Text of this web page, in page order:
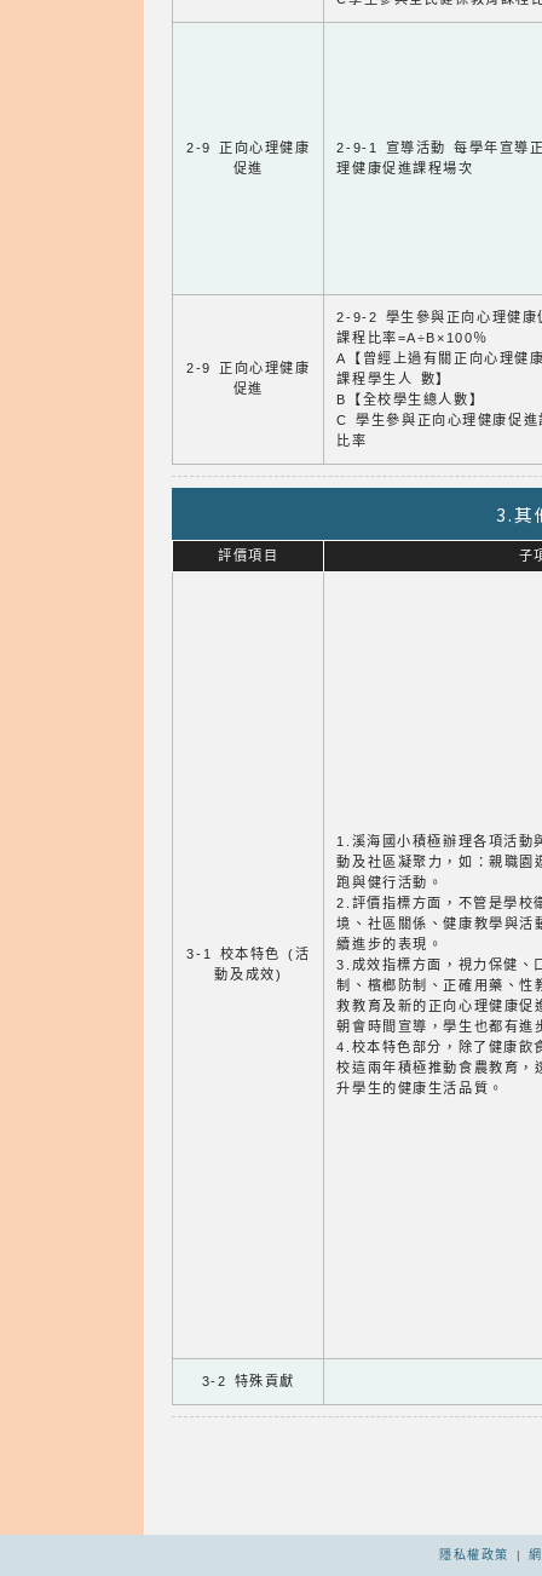
2-9 正向心理健康
促進
2-9-1 宣導活動 每學年宣導
理健康促進課程場次
2-9 正向心理健康
促進
2-9-2 學生參與正向心理健康
課程比率=A÷B×100％
A【曾經上過有關正向心理健
課程學生人 數】
B【全校學生總人數】
C 學生參與正向心理健康促進
比率
3.其
評價項目 子
3-1 校本特色 (活
動及成效)
1.溪海國小積極辦理各項活動
動及社區凝聚力，如：親職園
跑與健行活動。
2.評價指標方面，不管是學校
境、社區關係、健康教學與活
續進步的表現。
3.成效指標方面，視力保健、
制、檳榔防制、正確用藥、性
救教育及新的正向心理健康促
朝會時間宣導，學生也都有進
4.校本特色部分，除了健康飲
校這兩年積極推動食農教育，
升學生的健康生活品質。
3-2 特殊貢獻
隱私權政策 |